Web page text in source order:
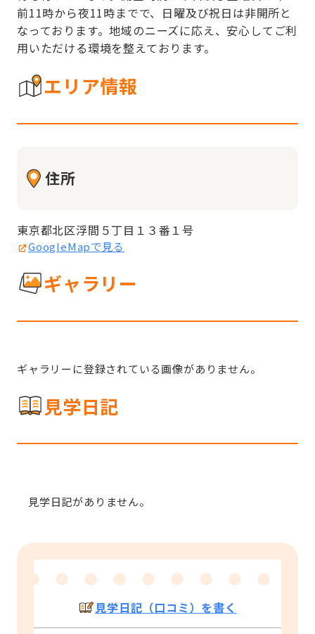
前11時から夜11時までで、日曜及び祝日は非開所と
なっております。地域のニーズに応え、安心してご利
用いただける環境を整えております。
エリア情報
住所
東京都北区浮間５丁目１３番１号
GoogleMapで見る
ギャラリー
ギャラリーに登録されている画像がありません。
見学日記
見学日記がありません。
見学日記（口コミ）を書く